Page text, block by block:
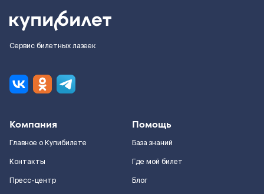
Сервис билетных лазеек
Компания
Главное о Купибилете
Контакты
Пресс-центр
Помощь
База знаний
Где мой билет
Блог